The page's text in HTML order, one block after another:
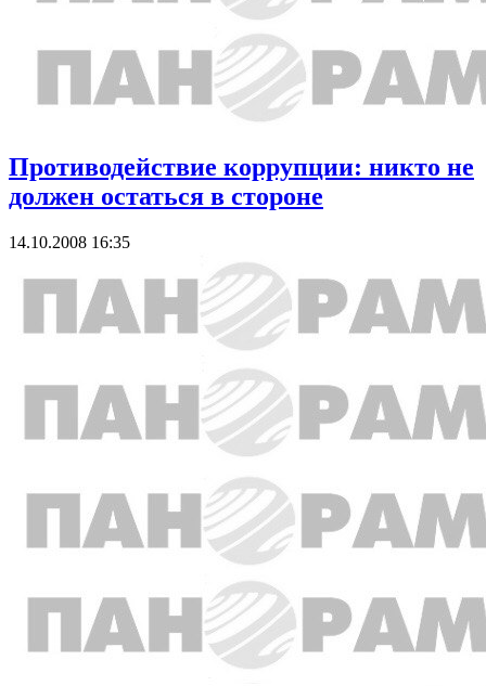
Противодействие коррупции: никто не
должен остаться в стороне
14.10.2008 16:35